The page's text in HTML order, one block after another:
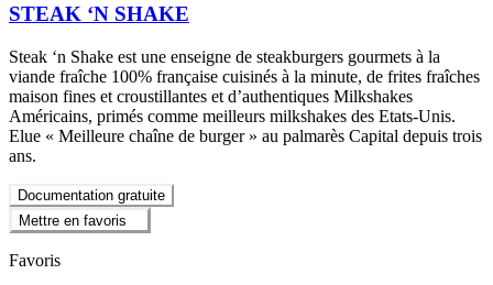
STEAK ‘N SHAKE
Steak ‘n Shake est une enseigne de steakburgers gourmets à la
viande fraîche 100% française cuisinés à la minute, de frites fraîches
maison fines et croustillantes et d’authentiques Milkshakes
Américains, primés comme meilleurs milkshakes des Etats-Unis.
Elue « Meilleure chaîne de burger » au palmarès Capital depuis trois
ans.
Documentation gratuite
Mettre en favoris
Favoris